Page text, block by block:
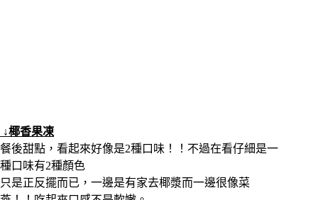
↓椰香果凍
餐後甜點，看起來好像是2種口味！！不過在看仔細是一
種口味有2種顏色
只是正反擺而已，一邊是有家去椰漿而一邊很像菜